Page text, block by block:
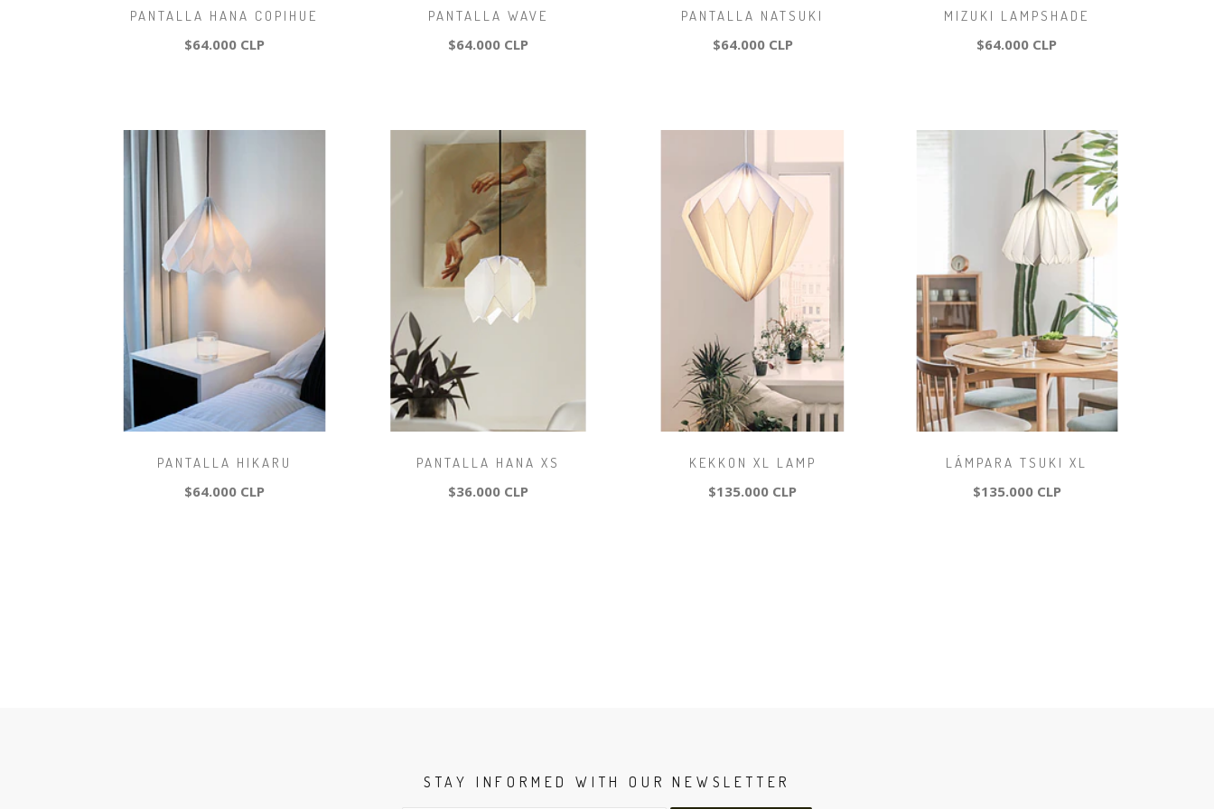
PANTALLA HANA COPIHUE
$64.000 CLP
PANTALLA WAVE
$64.000 CLP
PANTALLA NATSUKI
$64.000 CLP
MIZUKI LAMPSHADE
$64.000 CLP
PANTALLA HIKARU
$64.000 CLP
PANTALLA HANA XS
$36.000 CLP
KEKKON XL LAMP
$135.000 CLP
LÁMPARA TSUKI XL
$135.000 CLP
STAY INFORMED WITH OUR NEWSLETTER